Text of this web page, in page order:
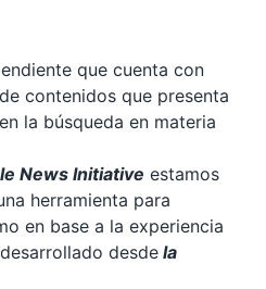
que cuenta con
contenidos que presenta
la búsqueda en materia
News Initiative estamos
herramienta para
en base a la experiencia
desde la